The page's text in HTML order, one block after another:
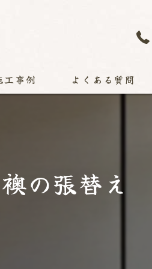
工事例 よくある質問
の張替え